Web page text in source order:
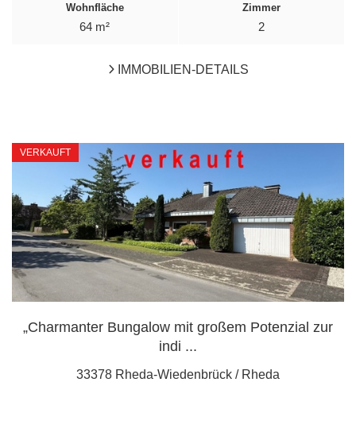
Wohnfläche
64 m²
Zimmer
2
IMMOBILIEN-DETAILS
VERKAUFT
„Charmanter Bungalow mit großem Potenzial zur
indi ...
33378 Rheda-Wiedenbrück / Rheda